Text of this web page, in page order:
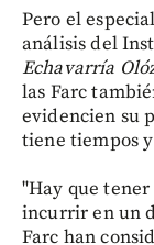
Pero el
análisis del
Echavarría
las Farc
evidencien su
tiene tiempos
"Hay que tener
incurrir en un
Farc han